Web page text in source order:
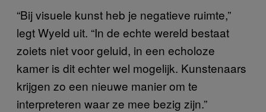
“Bij visuele kunst heb je negatieve ruimte,”
legt Wyeld uit. “In de echte wereld bestaat
zoiets niet voor geluid, in een echoloze
kamer is dit echter wel mogelijk. Kunstenaars
krijgen zo een nieuwe manier om te
interpreteren waar ze mee bezig zijn.”